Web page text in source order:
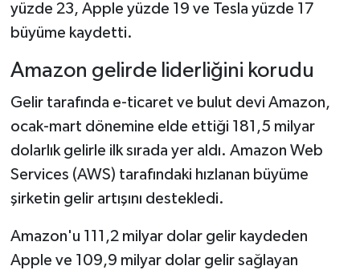
yüzde 23, Apple yüzde 19 ve Tesla yüzde 17
büyüme kaydetti.
Amazon gelirde liderliğini korudu
Gelir tarafında e-ticaret ve bulut devi Amazon,
ocak-mart dönemine elde ettiği 181,5 milyar
dolarlık gelirle ilk sırada yer aldı. Amazon Web
Services (AWS) tarafındaki hızlanan büyüme
şirketin gelir artışını destekledi.
Amazon'u 111,2 milyar dolar gelir kaydeden
Apple ve 109,9 milyar dolar gelir sağlayan